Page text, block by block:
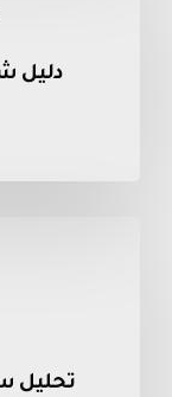
دليل
تحليل